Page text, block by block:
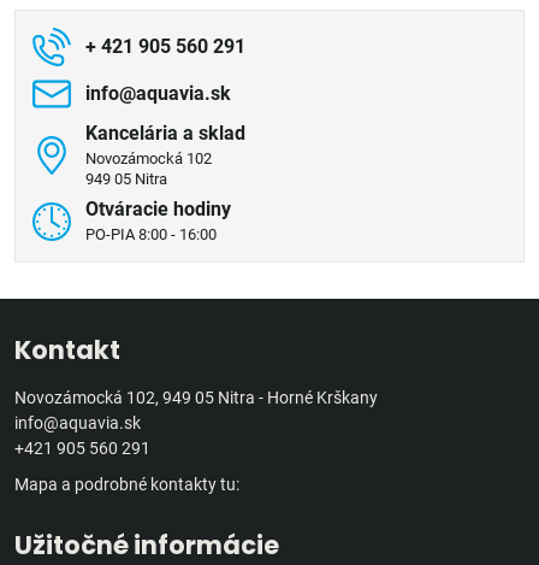
+ 421 905 560 291
info​@aquavia​.sk
Kancelária a sklad
Novozámocká 102
949 05 Nitra
Otváracie hodiny
PO-PIA 8:00 - 16:00
Kontakt
Novozámocká 102, 949 05 Nitra - Horné Krškany
info@aquavia.sk
+421 905 560 291
Mapa a podrobné kontakty tu:
Užitočné informácie